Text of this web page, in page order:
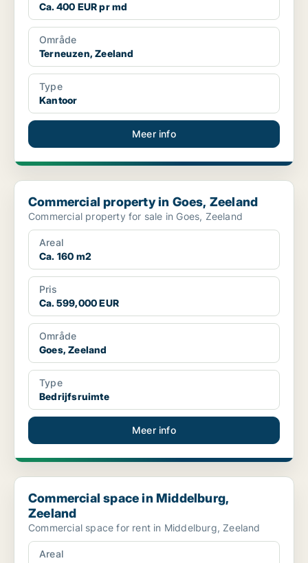
Ca. 400 EUR pr md
Område
Terneuzen, Zeeland
Type
Kantoor
Meer info
Commercial property in Goes, Zeeland
Commercial property in Goes, Zeeland
Commercial property for sale in Goes, Zeeland
Areal
Ca. 160 m2
Pris
Ca. 599,000 EUR
Område
Goes, Zeeland
Type
Bedrijfsruimte
Meer info
Commercial space in Middelburg, Zeeland
Commercial space in Middelburg,
Zeeland
Commercial space for rent in Middelburg, Zeeland
Areal